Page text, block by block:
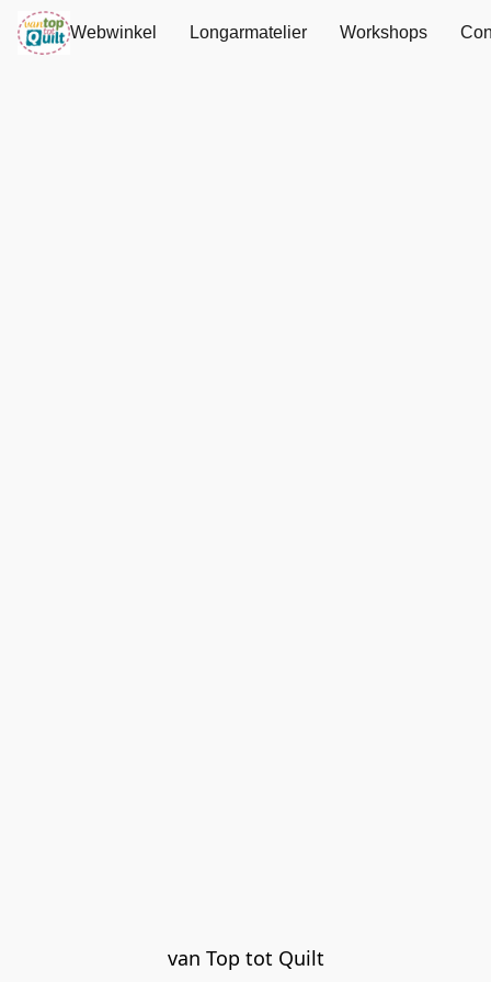
Webwinkel Longarmatelier Workshops
van Top tot Quilt